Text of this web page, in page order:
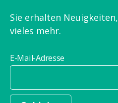
Sie erhalten
vieles mehr.
E-Mail-Adresse